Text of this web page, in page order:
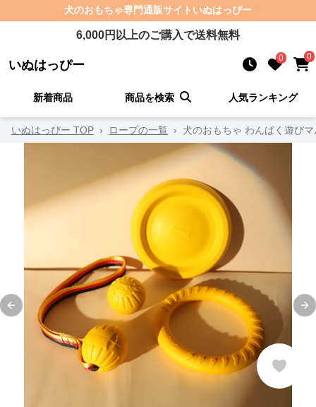
犬のおもちゃ専門通販サイト いぬはっぴー
6,000円以上のご購入で送料無料
いぬはっぴー 0 0
新着商品 商品を検索 人気ランキング
いぬはっぴー TOP › ロープの一覧 › 犬のおもちゃ わんぱく遊び
Previous slide